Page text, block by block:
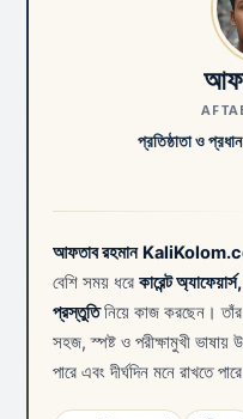
প্রতিষ্ঠাতা ও
আফতাব রহমান
বেশি সময় ধরে কারেন্ট
প্রস্তুতিনিয়ে কাজ করছেন।
সহজ, স্পষ্ট ও পরীক্ষামুখী ভাষায়
পারে এবং দীর্ঘদিন মনে রাখতে